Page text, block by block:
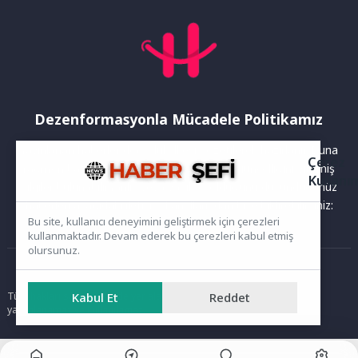
Dezenformasyonla Mücadele Politikamız
Yayınlanan haberler doğruluk ilkesi gözetilerek hazırlanır. Buna
rağmen bazı içeriklerde eksik, hatalı veya güncelliğini yitirmiş
bilgiler bulunabilir.Yanlış veya yanıltıcı olduğunu düşündüğünüz
haberleri aşağıdaki iletişim kanallarından bize bildirebilirsiniz:
Ana Sayfa
Tüm hakları saklıdır. Sitede yer alan içerikler izinsiz kopyalanamaz,
yayımlanamaz ve kullanılamaz.
Çerez
Bu site, kullanıcı deneyimini geliştirmek için çerezleri
kullanmaktadır. Devam ederek bu çerezleri kabul etmiş
olursunuz.
Kabul Et Reddet